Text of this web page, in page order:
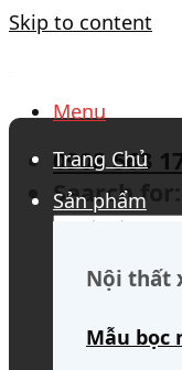
Skip to content
Menu
0908 563
Search for:
Trang Chủ
Sản phẩm
Nội thất
Mẫu bọc